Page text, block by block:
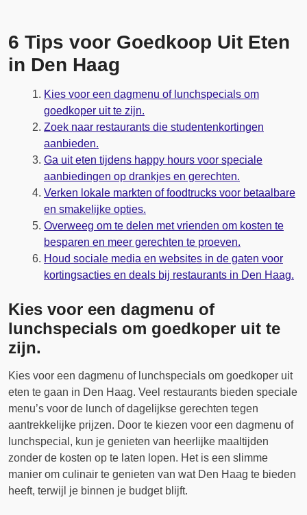
6 Tips voor Goedkoop Uit Eten
in Den Haag
Kies voor een dagmenu of lunchspecials om
goedkoper uit te zijn.
Zoek naar restaurants die studentenkortingen
aanbieden.
Ga uit eten tijdens happy hours voor speciale
aanbiedingen op drankjes en gerechten.
Verken lokale markten of foodtrucks voor betaalbare
en smakelijke opties.
Overweeg om te delen met vrienden om kosten te
besparen en meer gerechten te proeven.
Houd sociale media en websites in de gaten voor
kortingsacties en deals bij restaurants in Den Haag.
Kies voor een dagmenu of
lunchspecials om goedkoper uit te
zijn.
Kies voor een dagmenu of lunchspecials om goedkoper uit
eten te gaan in Den Haag. Veel restaurants bieden speciale
menu’s voor de lunch of dagelijkse gerechten tegen
aantrekkelijke prijzen. Door te kiezen voor een dagmenu of
lunchspecial, kun je genieten van heerlijke maaltijden
zonder de kosten op te laten lopen. Het is een slimme
manier om culinair te genieten van wat Den Haag te bieden
heeft, terwijl je binnen je budget blijft.